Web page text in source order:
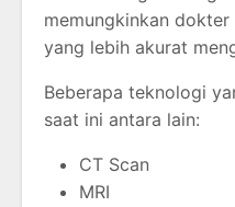
memungkinkan
yang lebih akurat
Beberapa teknologi
saat ini antara lain:
CT Scan
MRI